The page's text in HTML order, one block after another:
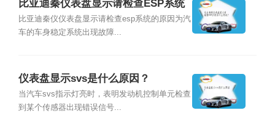
比亚迪秦仪表盘显示请检查ESP系统
是什么情况？
比亚迪秦仪仪表盘显示请检查esp系统的原因为汽
车的车身稳定系统出现故障...
仪表盘显示svs是什么原因？
当汽车svs指示灯亮时，表明发动机控制单元检查
到某个传感器出现错误信号...